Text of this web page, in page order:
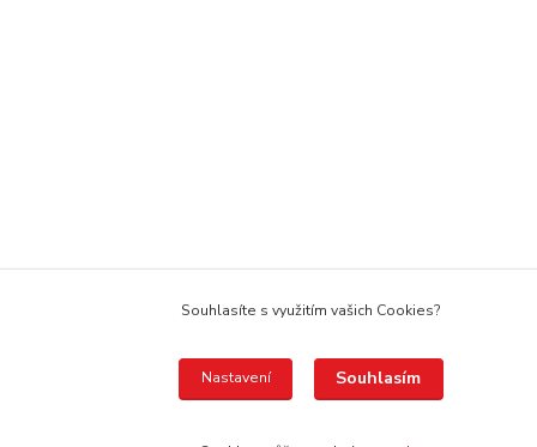
Souhlasíte s využitím vašich Cookies?
Nastavení Souhlasím